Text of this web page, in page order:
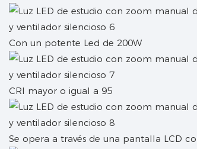
Con un potente Led de 200W
CRI mayor o igual a 95
Se opera a través de una pantalla LCD